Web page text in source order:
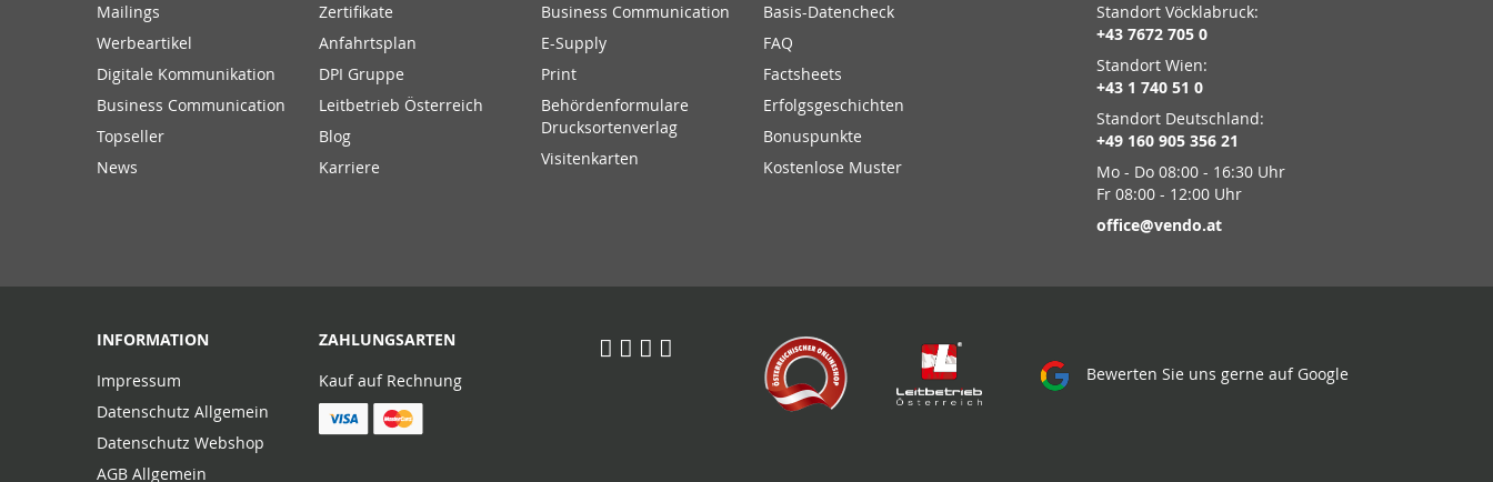
Mailings
Werbeartikel
Digitale Kommunikation
Business Communication
Topseller
News
Zertifikate
Anfahrtsplan
DPI Gruppe
Leitbetrieb Österreich
Blog
Karriere
Business Communication
E-Supply
Print
Behördenformulare
Drucksortenverlag
Visitenkarten
Basis-Datencheck
FAQ
Factsheets
Erfolgsgeschichten
Bonuspunkte
Kostenlose Muster
Standort Vöcklabruck:
+43 7672 705 0
Standort Wien:
+43 1 740 51 0
Standort Deutschland:
+49 160 905 356 21
Mo - Do 08:00 - 16:30 Uhr
Fr 08:00 - 12:00 Uhr
office@vendo.at
INFORMATION
Impressum
Datenschutz Allgemein
Datenschutz Webshop
AGB Allgemein
ZAHLUNGSARTEN
Kauf auf Rechnung
Bewerten Sie uns gerne auf Google